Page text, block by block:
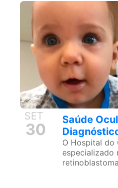
SET
30
Saúde
O Hospital do
especializado
retinoblastoma